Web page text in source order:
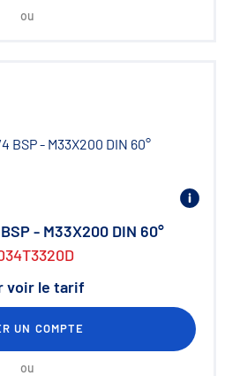
ou
- M33X200 DIN 60°
voir le tarif
UN COMPTE
ou